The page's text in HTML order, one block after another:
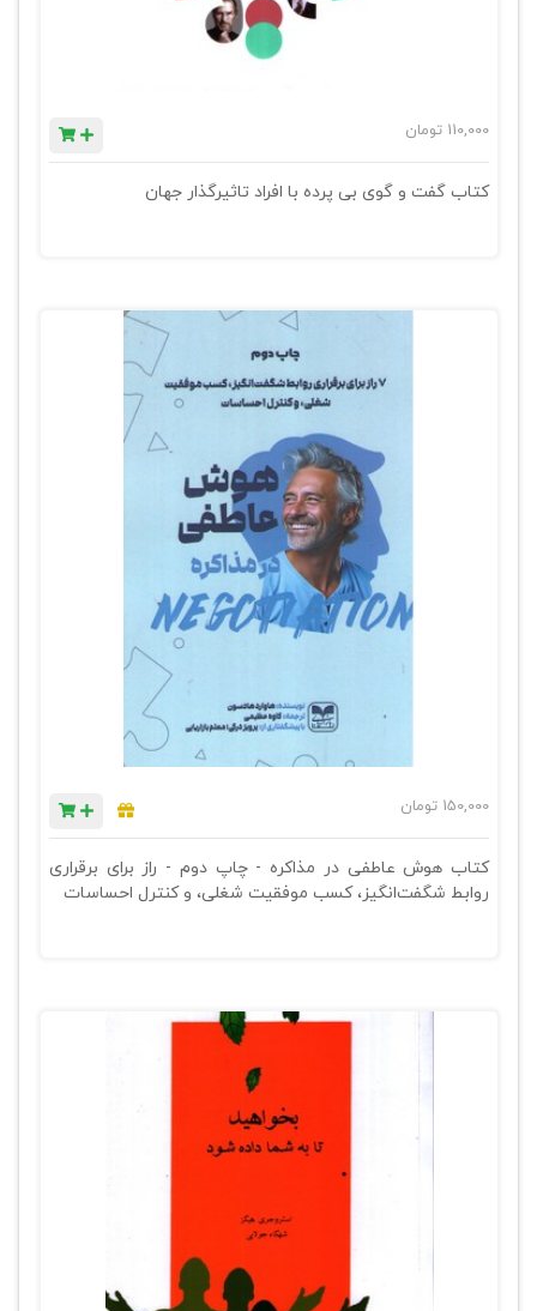
110,000 تومان
کتاب گفت‌ و گوی بی پرده با افراد تاثیرگذار جهان
150,000 تومان
کتاب هوش عاطفی در مذاکره - چاپ دوم - راز برای برقراری
روابط شگفت‌انگیز، کسب موفقیت شغلی، و کنترل احساسات